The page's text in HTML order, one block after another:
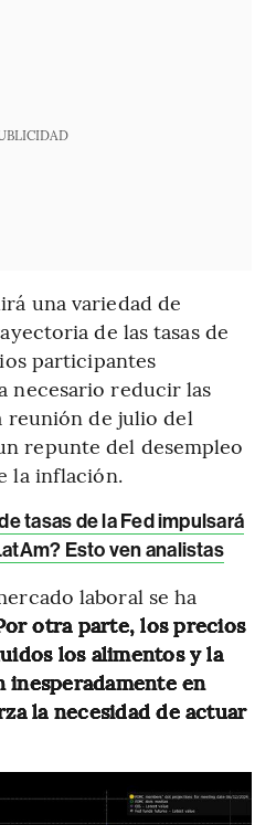
una variedad de
de las tasas de
participantes
necesario reducir las
reunión de julio del
repunte del desempleo
la inflación.
tasas de la Fed impulsará
Esto ven analistas
laboral se ha
otra parte, los precios
los alimentos y la
inesperadamente en
la necesidad de actuar